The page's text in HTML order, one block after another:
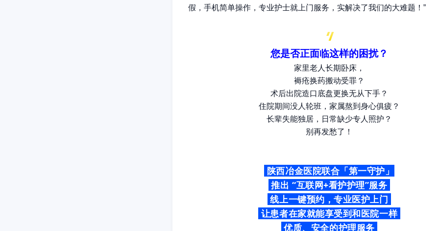
假，手机简单操作，专业护士就上门服务，实解决了我们的大难题！ ”
您是否正面临这样的困扰？
家里老人长期卧床，
褥疮换药搬动受罪？
术后出院造口底盘更换无从下手？
住院期间没人轮班，家属熬到身心俱疲？
长辈失能独居，日常缺少专人照护？
别再发愁了！
陕西冶金医院联合 「第一守护」
推出 “互联网+看护护理”服务
线上一键预约，专业医护上门
让患者在家就能享受到和医院一样
优质、安全的护理服务